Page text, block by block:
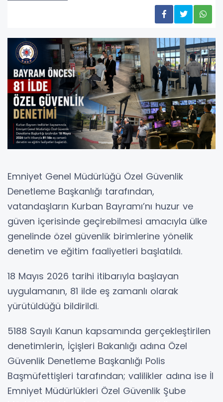
Emniyet Genel Müdürlüğü Özel Güvenlik
Denetleme Başkanlığı tarafından,
vatandaşların Kurban Bayramı’nı huzur ve
güven içerisinde geçirebilmesi amacıyla ülke
genelinde özel güvenlik birimlerine yönelik
denetim ve eğitim faaliyetleri başlatıldı.
18 Mayıs 2026 tarihi itibarıyla başlayan
uygulamanın, 81 ilde eş zamanlı olarak
yürütüldüğü bildirildi.
5188 Sayılı Kanun kapsamında gerçekleştirilen
denetimlerin, İçişleri Bakanlığı adına Özel
Güvenlik Denetleme Başkanlığı Polis
Başmüfettişleri tarafından; valilikler adına ise İl
Emniyet Müdürlükleri Özel Güvenlik Şube